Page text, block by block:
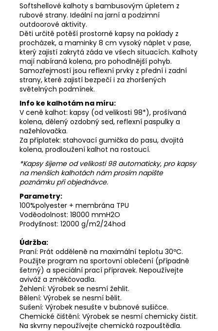
Softshellové kalhoty s bambusovým úpletem z
rubové strany. Ideální na jarní a podzimní
outdoorové aktivity.
Děti určitě potěší prostorné kapsy na poklady z
procházek, a maminky 8 cm vysoký náplet v pase,
který zajistí zakrytá záda ve všech situacích. Kalhoty
mají nabíraná kolena, pro pohodlnější pohyb.
Samozřejmostí jsou reflexní prvky z přední i zadní
strany, které zajistí bezpečí i za zhoršených
světelných podmínek.
Info ke kalhotám na míru:
V ceně kalhot: kapsy (od velikosti 98*), prošívaná
kolena, dělený ozdobný sed, reflexní paspulky a
nažehlovačka.
Za příplatek: stahovací gumička do pasu, dvojitá
kolena, prodloužení kalhot na rostoucí.
*Kapsy šijeme od velikosti 98 automaticky, pro kapsy
na menších kalhotách nám prosím napište
poznámku při objednávce.
Parametry:
100%polyester + membrána TPU
Voděodolnost: 18000 mmH2O
Prodyšnost: 12000 g/m2/24hod
Údržba:
Praní: Prát odděleně na maximální teplotu 30ºC.
Použijte program na sportovní oblečení (případně
šetrný) a speciální prací přípravek. Nepoužívejte
aviváž a změkčovadla.
Žehlení: Výrobek se nesmí žehlit.
Bělení: Výrobek se nesmí bělit.
Sušení: Výrobek nesušte v bubnové sušičce.
Chemické čištění: Výrobek se nesmí chemicky čistit.
Na skvrny nepoužívejte chemická rozpouštědla.